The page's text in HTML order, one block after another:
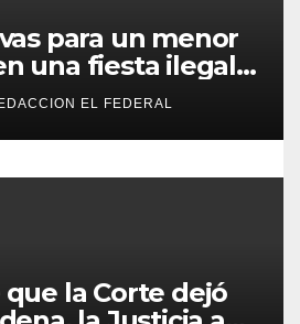
para un menor
una fiesta ilegal
asistentes en
EL FEDERAL
la Corte dejó